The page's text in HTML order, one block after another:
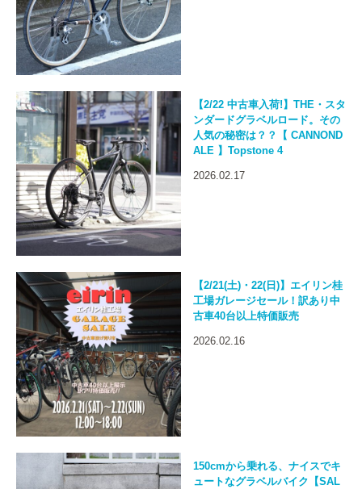
【2/22 中古車入荷!】THE・スタ
ンダードグラベルロード。その
人気の秘密は？？【 CANNOND
ALE 】Topstone 4
2026.02.17
【2/21(土)・22(日)】エイリン桂
工場ガレージセール！訳あり中
古車40台以上特価販売
2026.02.16
150cmから乗れる、ナイスでキ
ュートなグラベルバイク【SAL